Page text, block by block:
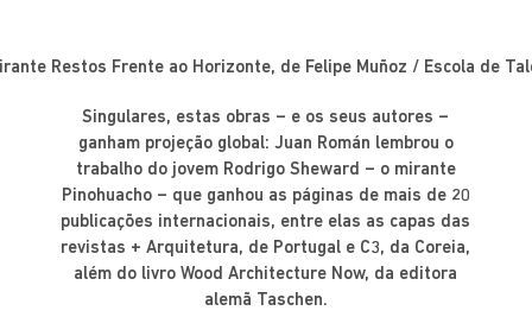
Restos Frente ao Horizonte, de Felipe Muñoz / Escola de
Singulares, estas obras – e os seus autores –
ganham projeção global: Juan Román lembrou o
trabalho do jovem Rodrigo Sheward – o mirante
Pinohuacho – que ganhou as páginas de mais de 20
publicações internacionais, entre elas as capas das
revistas + Arquitetura, de Portugal e C3, da Coreia,
além do livro Wood Architecture Now, da editora
alemã Taschen.